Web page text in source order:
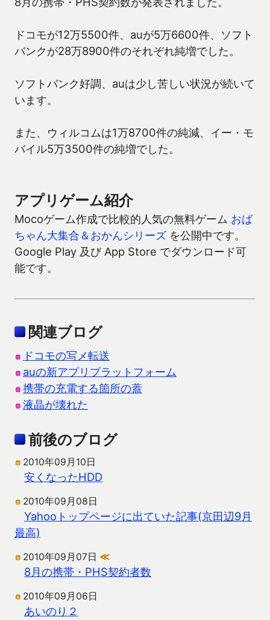
ドコモが12万5500件、auが5万6600件、ソフト
バンクが28万8900件のそれぞれ純増でした。
ソフトバンク好調、auは少し苦しい状況が続いて
います。
また、ウィルコムは1万8700件の純減、イー・モ
バイル5万3500件の純増でした。
アプリゲーム紹介
Mocoゲーム作成で比較的人気の無料ゲーム おば
ちゃん大集合＆おかんシリーズ を公開中です。
Google Play 及び App Store でダウンロード可
能です。
関連ブログ
ドコモの写メ転送
auの新アプリプラットフォーム
携帯の充電する箇所の蓋
液晶が壊れた
前後のブログ
2010年09月10日
安くなったHDD
2010年09月08日
Yahooトップページに出ていた記事(京田辺9月
最高)
2010年09月07日 ≪
8月の携帯・PHS契約者数
2010年09月06日
あいのり２